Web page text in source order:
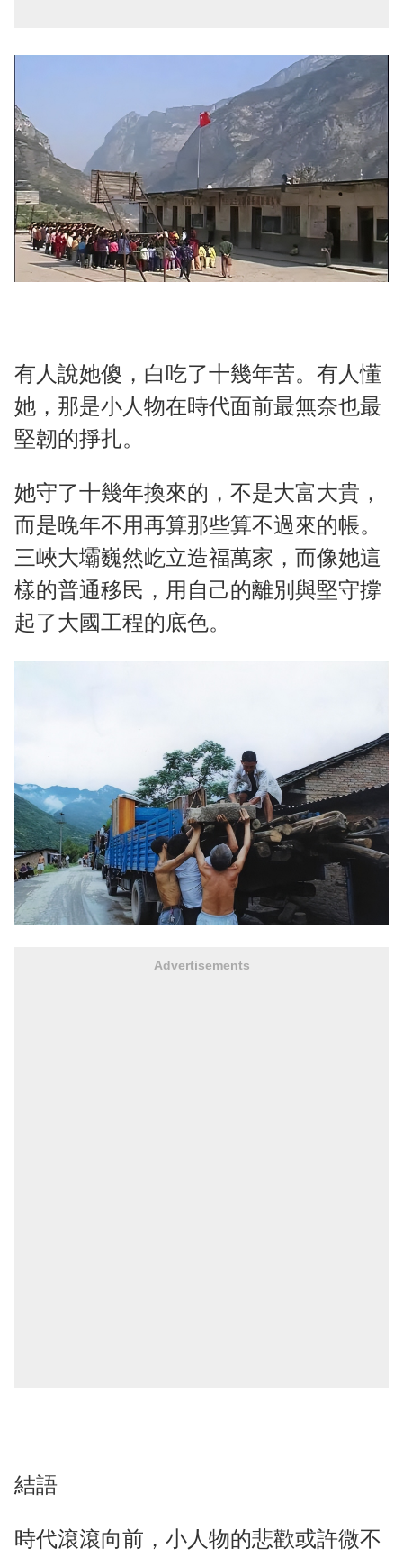
有人說她傻，白吃了十幾年苦。有人懂
她，那是小人物在時代面前最無奈也最
堅韌的掙扎。
她守了十幾年換來的，不是大富大貴，
而是晚年不用再算那些算不過來的帳。
三峽大壩巍然屹立造福萬家，而像她這
樣的普通移民，用自己的離別與堅守撐
起了大國工程的底色。
Advertisements
結語
時代滾滾向前，小人物的悲歡或許微不